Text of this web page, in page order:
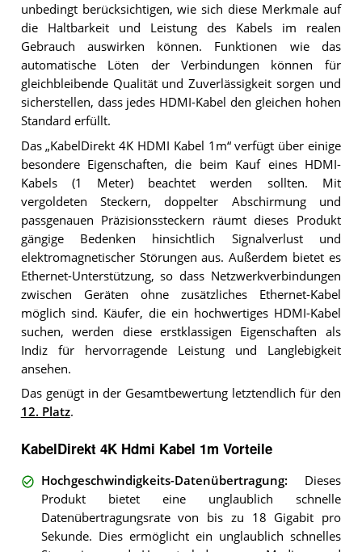
unbedingt berücksichtigen, wie sich diese Merkmale auf
die Haltbarkeit und Leistung des Kabels im realen
Gebrauch auswirken können. Funktionen wie das
automatische Löten der Verbindungen können für
gleichbleibende Qualität und Zuverlässigkeit sorgen und
sicherstellen, dass jedes HDMI-Kabel den gleichen hohen
Standard erfüllt.
Das „KabelDirekt 4K HDMI Kabel 1m“ verfügt über einige
besondere Eigenschaften, die beim Kauf eines HDMI-
Kabels (1 Meter) beachtet werden sollten. Mit
vergoldeten Steckern, doppelter Abschirmung und
passgenauen Präzisionssteckern räumt dieses Produkt
gängige Bedenken hinsichtlich Signalverlust und
elektromagnetischer Störungen aus. Außerdem bietet es
Ethernet-Unterstützung, so dass Netzwerkverbindungen
zwischen Geräten ohne zusätzliches Ethernet-Kabel
möglich sind. Käufer, die ein hochwertiges HDMI-Kabel
suchen, werden diese erstklassigen Eigenschaften als
Indiz für hervorragende Leistung und Langlebigkeit
ansehen.
Das genügt in der Gesamtbewertung letztendlich für den
12. Platz.
KabelDirekt 4K Hdmi Kabel 1m Vorteile
Hochgeschwindigkeits-Datenübertragung: Dieses
Produkt bietet eine unglaublich schnelle
Datenübertragungsrate von bis zu 18 Gigabit pro
Sekunde. Dies ermöglicht ein unglaublich schnelles